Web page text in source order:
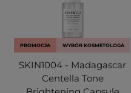
PROMOCJA WYBÓR KOSMETOLOGA
SKIN1004 - Madagascar
Centella Tone